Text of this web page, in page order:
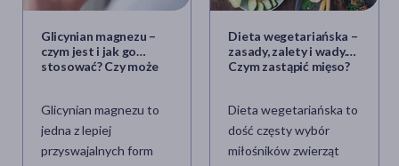
Glicynian magnezu –
czym jest i jak go
stosować? Czy może
Glicynian magnezu to
jedna z lepiej
przyswajalnych form
Dieta wegetariańska –
zasady, zalety i wady.
Czym zastąpić mięso?
Dieta wegetariańska to
dość częsty wybór
miłośników zwierząt